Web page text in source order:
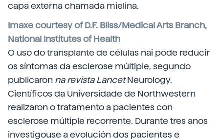
capa externa chamada mielina.
Imaxe courtesy of D.F. Bliss/Medical Arts Branch,
National Institutes of Health
O uso do transplante de células nai pode reducir
os síntomas da esclerose múltiple, segundo
publicaron na revista LancetNeurology.
Científicos da Universidade de Northwestern
realizaron o tratamento a pacientes con
esclerose múltiple recorrente. Durante tres anos
investigouse a evolución dos pacientes e